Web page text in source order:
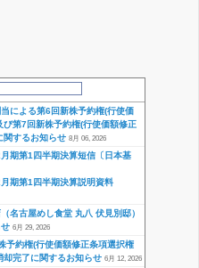
による第6回新株予約権(行使価
び第7回新株予約権(行使価額修正
関するお知らせ 8月 06, 2026
期第1四半期決算短信〔日本基
期第1四半期決算説明資料
名古屋めし食堂 丸八 伏見別邸）
6月 29, 2026
予約権(行使価額修正条項選択権
却完了に関するお知らせ 6月 12, 2026